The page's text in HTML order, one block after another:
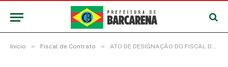
Início » Fiscal de Contrato » ATO DE DESIGNAÇÃO DO FISCAL DO CONTRATO. (19)